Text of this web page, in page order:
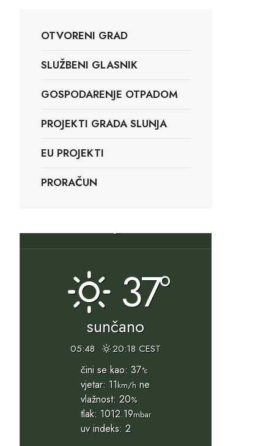
OTVORENI GRAD
SLUŽBENI GLASNIK
GOSPODARENJE OTPADOM
PROJEKTI GRADA SLUNJA
EU PROJEKTI
PRORAČUN
37°
sunčano
05:48 20:18 CEST
čini se kao: 37°c
vjetar: 11km/hne
vlažnost: 20%
tlak: 1012.19mbar
uv indeks: 2